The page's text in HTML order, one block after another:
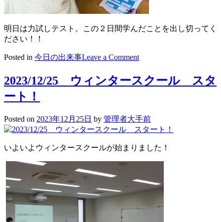
明日は力試しテスト。この２日間学んだことを出し切ってく
ださい！！
Posted in 今日の出来事Leave a Commenton
ウ
ィ
ー
ス
ー
2023/12/25 ウィンタースクール スタ
ート！
Posted on 2023年12月25日 by 管理者大手前
いよいよウィンタースクールが始まりました！